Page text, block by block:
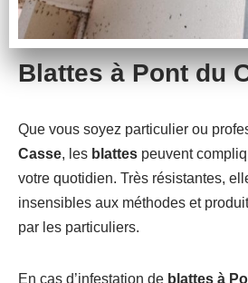
Blattes à Pont du
Que vous soyez particulier ou
Casse, les blattes peuvent
votre quotidien. Très résistantes,
insensibles aux méthodes et
par les particuliers.
En cas d’infestation de blattes à